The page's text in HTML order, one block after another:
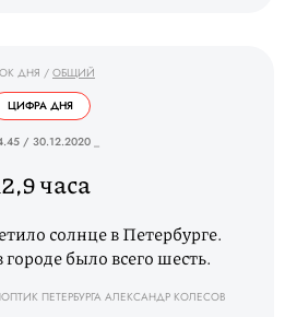
ДНЯ / ОБЩИЙ
ЦИФРА ДНЯ
/ 30.12.2020 _
часа
солнце в Петербурге.
было всего шесть.
ПЕТЕРБУРГА АЛЕКСАНДР КОЛЕСОВ